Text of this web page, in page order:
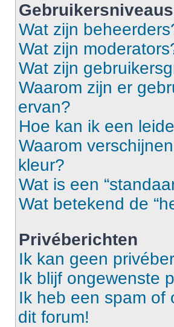
Wat zijn
Wat zijn
Wat zijn
Waarom zijn er
ervan?
Hoe kan ik een
Waarom
kleur?
Wat is een
Wat betekend de
Privéberichten
Ik kan geen
Ik blijf ongewenste
Ik heb een spam of
dit forum!